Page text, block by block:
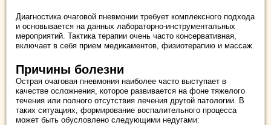
Диагностика очаговой пневмонии требует комплексного подхода
и основывается на данных лабораторно-инструментальных
мероприятий. Тактика терапии очень часто консервативная,
включает в себя прием медикаментов, физиотерапию и массаж.
Причины болезни
Острая очаговая пневмония наиболее часто выступает в
качестве осложнения, которое развивается на фоне тяжелого
течения или полного отсутствия лечения другой патологии. В
таких ситуациях, формирование воспалительного процесса
может быть обусловлено следующими недугами: